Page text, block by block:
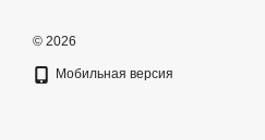
© 2026
Мобильная версия